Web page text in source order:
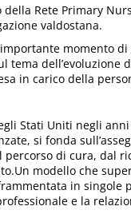
della Rete Primary
valdostana.
momento
tema
in carico della
Stati Uniti negli
si fonda
di cura, dal
modello che
in singole
e la